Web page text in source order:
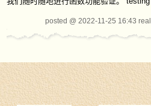
posted @ 2022-11-25 16:43